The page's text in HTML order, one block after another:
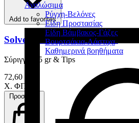
Αναλώσιμα
Ρύγχη-Βελόνες
Είδη Προστασίας
Είδη Βάμβακος-Γάζες
Βουρτσάκια-Λάστιχα
Καθημερινά βοηθήματα
Add to favorites
Solventum Ketac Cem Plus
Σύριγγα 8.5 gr & Tips
72,60 €
Χ. ΦΠΑ
Προσθήκη